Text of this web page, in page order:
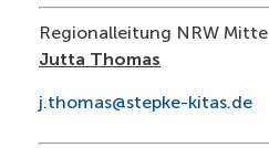
Regionalleitung NRW Mitte
Jutta Thomas
j.thomas@stepke-kitas.de